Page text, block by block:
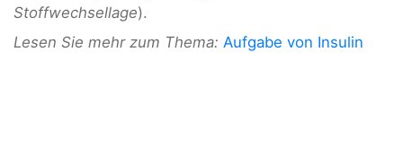
Stoffwechsellage).
Lesen Sie mehr zum Thema: Aufgabe von Insulin